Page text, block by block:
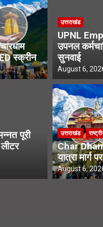
लोगों तक पहुंचे
फोकस
स्क्रीन
पूरी
उत्तराखंड
UPNL
उपनल
सुनवाई
August 6,
उत्तराखंड
Char
यात्रा मार्ग
August 6,